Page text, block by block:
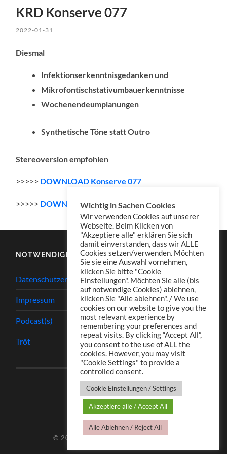
KRD Konserve 077
2022-01-31
Diesmal
Infektionserkenntnisgedanken und
Mikrofontischstativumbauerkenntnisse
Wochenendeumplanungen
Synthetische Töne statt Outro
Stereoversion empfohlen
>>>>> DOWNLOAD Konserve 077
>>>>> DOWNLOAD Konserve 077STEREO
NOTWENDIGES
Datenschutzerklärung
Impressum
Podcast(s)
Tröt
© 2026 TJ.S PODCASTS —HOCH ↑
Wichtig in Sachen Cookies
Wir verwenden Cookies auf unserer
Webseite. Beim Klicken von
"Akzeptiere alle" erklären Sie sich
damit einverstanden, dass wir ALLE
Cookies setzen/verwenden. Möchten
Sie sie eine Auswahl vornehmen,
klicken Sie bitte "Cookie
Einstellungen". Möchten Sie alle (bis
auf notwendige Cookies) ablehnen,
klicken Sie "Alle ablehnen". / We use
cookies on our website to give you the
most relevant experience by
remembering your preferences and
repeat visits. By clicking “Accept All”,
you consent to the use of ALL the
cookies. However, you may visit
"Cookie Settings" to provide a
controlled consent.
Cookie Einstellungen / Settings
Akzeptiere alle / Accept All
Alle Ablehnen / Reject All